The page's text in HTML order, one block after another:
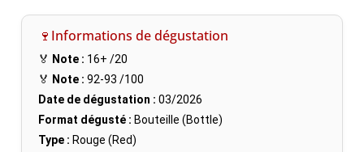
🍷Informations de dégustation
🏅 Note : 16+ /20
🏅 Note : 92-93 /100
Date de dégustation : 03/2026
Format dégusté : Bouteille (Bottle)
Type : Rouge (Red)